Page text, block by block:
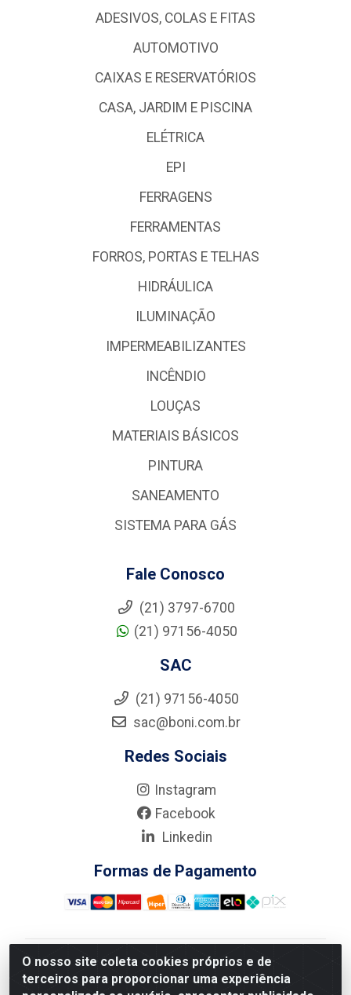
O nosso site coleta cookies próprios e de
terceiros para proporcionar uma experiência
ADESIVOS, COLAS E FITAS
AUTOMOTIVO
CAIXAS E RESERVATÓRIOS
CASA, JARDIM E PISCINA
ELÉTRICA
EPI
FERRAGENS
FERRAMENTAS
FORROS, PORTAS E TELHAS
HIDRÁULICA
ILUMINAÇÃO
IMPERMEABILIZANTES
INCÊNDIO
LOUÇAS
MATERIAIS BÁSICOS
PINTURA
SANEAMENTO
SISTEMA PARA GÁS
Fale Conosco
(21) 3797-6700
(21) 97156-4050
SAC
(21) 97156-4050
sac@boni.com.br
Redes Sociais
Instagram
Facebook
Linkedin
Formas de Pagamento
Nova Boni Distribuidora de Material de Construção LTDA
- Rua Alice Tibiriçá, 330 - Vila Da Penha, Rio de